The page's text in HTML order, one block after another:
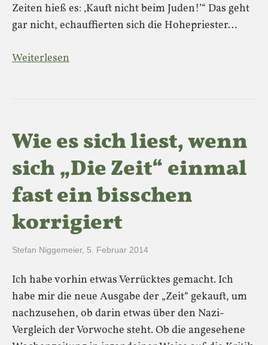
Zeiten hieß es: ‚Kauft nicht beim Juden!’“ Das geht
gar nicht, echauffierten sich die Hohepriester…
Weiterlesen
Wie es sich liest, wenn
sich „Die Zeit“ einmal
fast ein bisschen
korrigiert
Stefan Niggemeier, 5. Februar 2014
Ich habe vorhin etwas Verrücktes gemacht. Ich
habe mir die neue Ausgabe der „Zeit“ gekauft, um
nachzusehen, ob darin etwas über den Nazi-
Vergleich der Vorwoche steht. Ob die angesehene